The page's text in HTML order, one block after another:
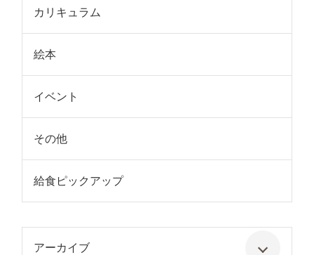
カリキュラム
絵本
イベント
その他
給食ピックアップ
アーカイブ